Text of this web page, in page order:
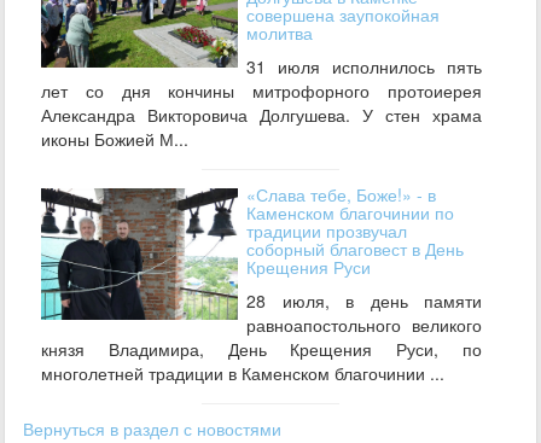
совершена заупокойная
молитва
31 июля исполнилось пять
лет со дня кончины митрофорного протоиерея
Александра Викторовича Долгушева. У стен храма
иконы Божией М...
«Слава тебе, Боже!» - в
Каменском благочинии по
традиции прозвучал
соборный благовест в День
Крещения Руси
28 июля, в день памяти
равноапостольного великого
князя Владимира, День Крещения Руси, по
многолетней традиции в Каменском благочинии ...
Вернуться в раздел с новостями